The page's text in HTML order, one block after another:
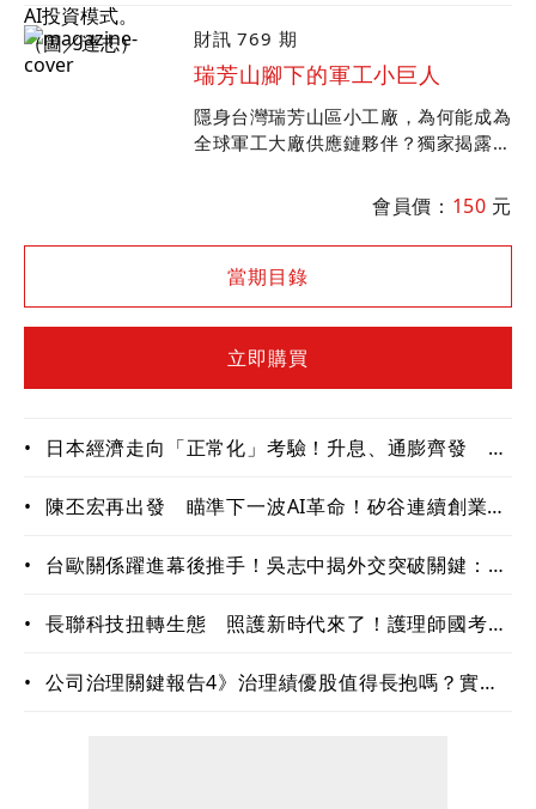
財訊 769 期
瑞芳山腳下的軍工小巨人
隱身台灣瑞芳山區小工廠，為何能成為
全球軍工大廠供應鏈夥伴？獨家揭露豐
中科院院長李世強談台美軍工產業合
作，盤點軍工產業鏈投資機會
會員價： 150 元
當期目錄
立即購買
•
日本經濟走向「正常化」考驗！升息、通膨齊發 企
• 陳丕宏再出發 瞄準下一波AI革命！矽谷連續創業家
•
台歐關係躍進幕後推手！吳志中揭外交突破關鍵：
• 長聯科技扭轉生態 照護新時代來了！護理師國考狀
• 公司治理關鍵報告4》治理績優股值得長抱嗎？實績